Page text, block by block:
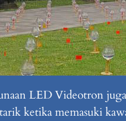
LED Videotron
ketika memasuki